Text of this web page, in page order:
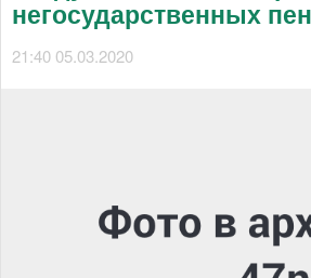
негосударственных
21:40 05.03.2020